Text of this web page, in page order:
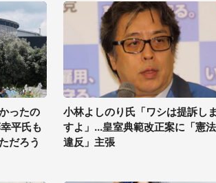
ったの
平氏も
だろう
小林よしのり氏「ワシは提訴しま
すよ」...皇室典範改正案に「憲法
違反」主張